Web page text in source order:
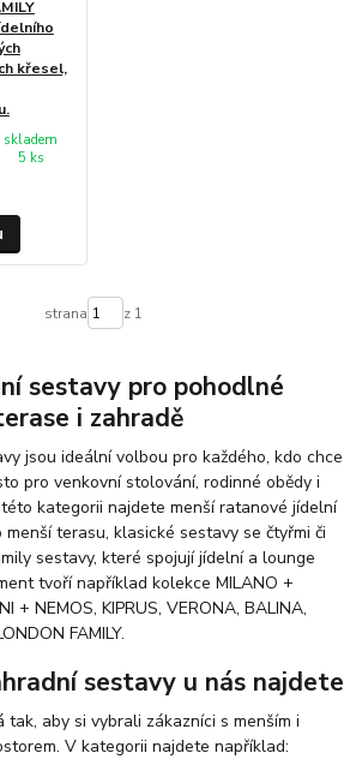
křesel,
skladem
5 ks
strana z 1
sestavy pro pohodlné
i zahradě
jsou ideální volbou pro každého, kdo chce
pro venkovní stolování, rodinné obědy i
kategorii najdete menší ratanové jídelní
terasu, klasické sestavy se čtyřmi či
sestavy, které spojují jídelní a lounge
tvoří například kolekce MILANO +
+ NEMOS, KIPRUS, VERONA, BALINA,
FAMILY.
sestavy u nás najdete
tak, aby si vybrali zákazníci s menším i
V kategorii najdete například: